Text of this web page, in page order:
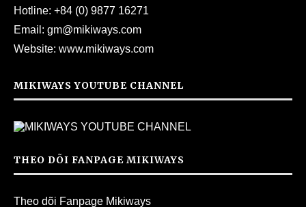
Hotline: +84 (0) 9877 16271
Email: gm@mikiways.com
Website: www.mikiways.com
MIKIWAYS YOUTUBE CHANNEL
THEO DÕI FANPAGE MIKIWAYS
Theo dõi Fanpage Mikiways